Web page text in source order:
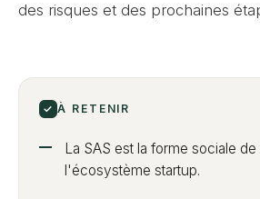
des risques et des prochaines
✓ À RETENIR
La SAS est la forme sociale
l'écosystème startup.